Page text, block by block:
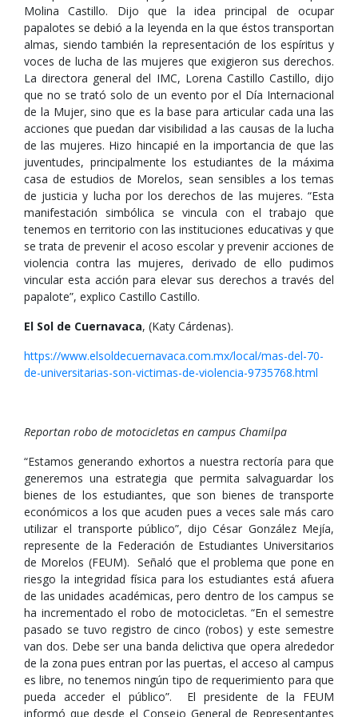
Molina Castillo. Dijo que la idea principal de ocupar
papalotes se debió a la leyenda en la que éstos transportan
almas, siendo también la representación de los espíritus y
voces de lucha de las mujeres que exigieron sus derechos.
La directora general del IMC, Lorena Castillo Castillo, dijo
que no se trató solo de un evento por el Día Internacional
de la Mujer, sino que es la base para articular cada una las
acciones que puedan dar visibilidad a las causas de la lucha
de las mujeres. Hizo hincapié en la importancia de que las
juventudes, principalmente los estudiantes de la máxima
casa de estudios de Morelos, sean sensibles a los temas
de justicia y lucha por los derechos de las mujeres. “Esta
manifestación simbólica se vincula con el trabajo que
tenemos en territorio con las instituciones educativas y que
se trata de prevenir el acoso escolar y prevenir acciones de
violencia contra las mujeres, derivado de ello pudimos
vincular esta acción para elevar sus derechos a través del
papalote”, explico Castillo Castillo.
El Sol de Cuernavaca, (Katy Cárdenas).
https://www.elsoldecuernavaca.com.mx/local/mas-del-70-
de-universitarias-son-victimas-de-violencia-9735768.html
Reportan robo de motocicletas en campus Chamilpa
“Estamos generando exhortos a nuestra rectoría para que
generemos una estrategia que permita salvaguardar los
bienes de los estudiantes, que son bienes de transporte
económicos a los que acuden pues a veces sale más caro
utilizar el transporte público”, dijo César González Mejía,
represente de la Federación de Estudiantes Universitarios
de Morelos (FEUM). Señaló que el problema que pone en
riesgo la integridad física para los estudiantes está afuera
de las unidades académicas, pero dentro de los campus se
ha incrementado el robo de motocicletas. “En el semestre
pasado se tuvo registro de cinco (robos) y este semestre
van dos. Debe ser una banda delictiva que opera alrededor
de la zona pues entran por las puertas, el acceso al campus
es libre, no tenemos ningún tipo de requerimiento para que
pueda acceder el público”. El presidente de la FEUM
informó que desde el Consejo General de Representantes